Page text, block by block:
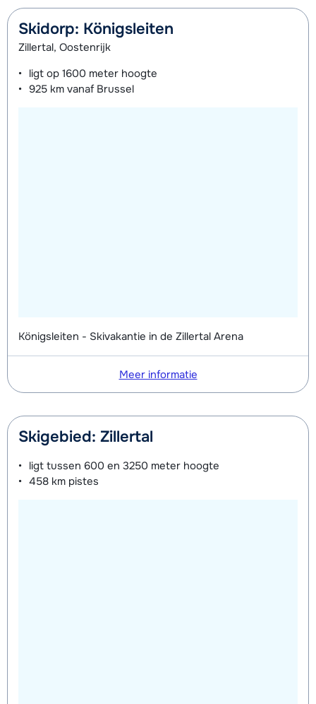
Zilver Snowboard + Boots (8 dagen) € 197,00
Zilver Snowboard (8 dagen)
Zilver Boots (8 dagen)
Skidorp: Königsleiten
Zillertal, Oostenrijk
ligt op 1600 meter hoogte
925 km vanaf Brussel
Königsleiten - Skivakantie in de Zillertal Arena
Meer informatie
Skigebied: Zillertal
ligt tussen 600 en 3250 meter hoogte
458 km pistes